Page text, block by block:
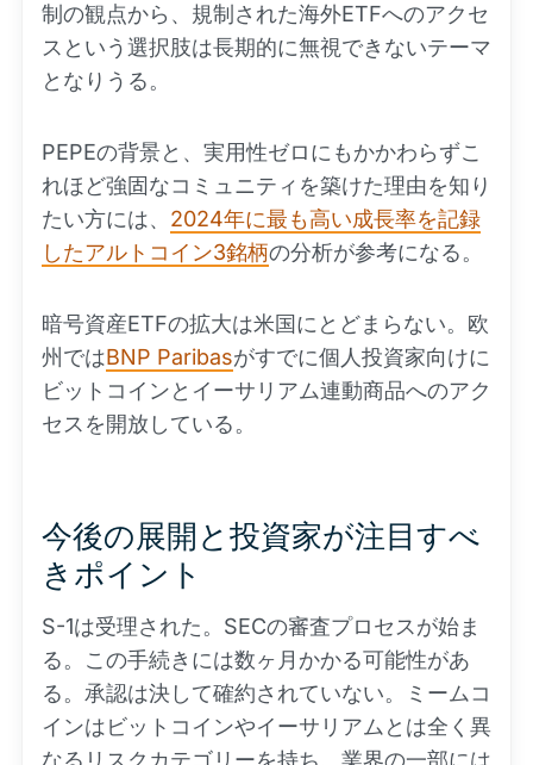
制の観点から、規制された海外ETFへのアクセ
スという選択肢は長期的に無視できないテーマ
となりうる。
PEPEの背景と、実用性ゼロにもかかわらずこ
れほど強固なコミュニティを築けた理由を知り
たい方には、 2024年に最も高い成長率を記録
したアルトコイン3銘柄の分析が参考になる。
暗号資産ETFの拡大は米国にとどまらない。欧
州ではBNP Paribasがすでに個人投資家向けに
ビットコインとイーサリアム連動商品へのアク
セスを開放している。
今後の展開と投資家が注目すべ
きポイント
S-1は受理された。SECの審査プロセスが始ま
る。この手続きには数ヶ月かかる可能性があ
る。承認は決して確約されていない。ミームコ
インはビットコインやイーサリアムとは全く異
なるリスクカテゴリーを持ち、業界の一部には